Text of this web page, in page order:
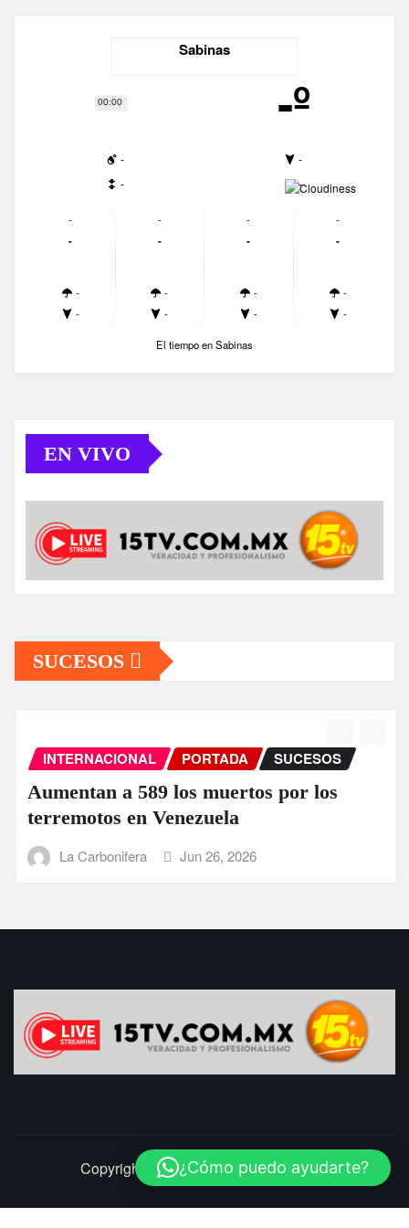
00:00
Sabinas
-º
-
-
-
-
-
-
-
-
-
-
-
-
-
-
-
-
-
-
-
-
El tiempo en Sabinas
EN VIVO
SUCESOS
INTERNACIONAL PORTADA SUCESOS
Aumentan a 589 los muertos por los
terremotos en Venezuela
La Carbonifera Jun 26, 2026
Copyright © 2025 | LaCarbonifera.com
¿Cómo puedo ayudarte?